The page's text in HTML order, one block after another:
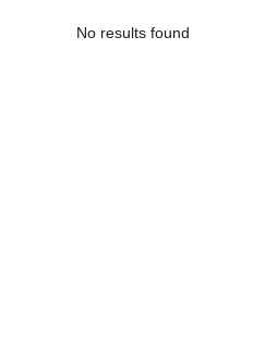
No results found